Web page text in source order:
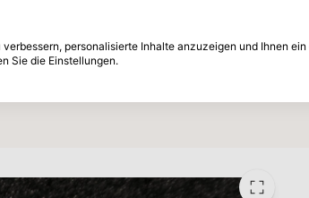
Angebote
personalisierte Inhalte anzuzeigen und Ihnen
Sie die Einstellungen.